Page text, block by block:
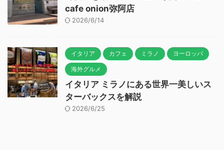
cafe onion弥阿店
2026/6/14
イタリア カフェ ミラノ ヨーロッパ
海外グルメ
イタリア ミラノにある世界一美しいス
ターバックスを解説
2026/6/25